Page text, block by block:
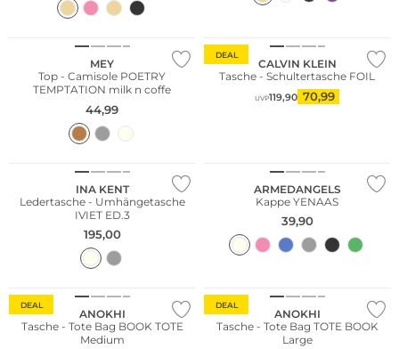
MEY
Top - Camisole POETRY
TEMPTATION milk n coffe
44,99
DEAL
CALVIN KLEIN
Tasche - Schultertasche FOIL
UVP119,90 70,99
WE ♡ AUSTRIA
INA KENT
Ledertasche - Umhängetasche
IVIET ED.3
195,00
ARMEDANGELS
Kappe YENAAS
39,90
DEAL
ANOKHI
Tasche - Tote Bag BOOK TOTE
Medium
DEAL
ANOKHI
Tasche - Tote Bag TOTE BOOK
Large